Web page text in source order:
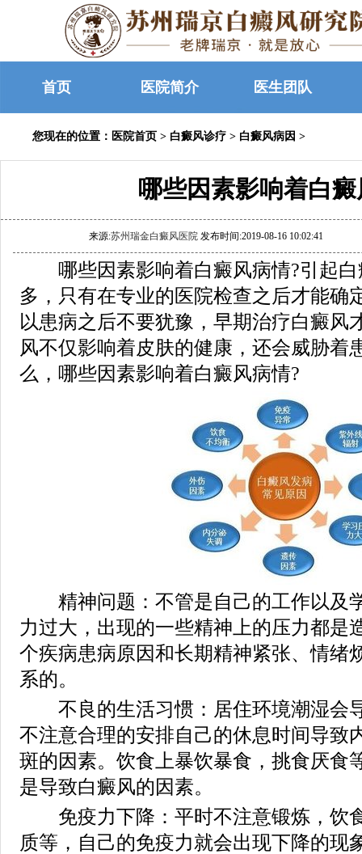
首页 医院简介 医生团队
您现在的位置： 医院首页 > 白癜风诊疗 > 白癜风病因 >
哪些因素影响着白
来源:苏州瑞金白癜风医院 发布时间:2019-08-16 10:02:41
哪些因素影响着白癜风病情?引起白
多，只有在专业的医院检查之后才能确
以患病之后不要犹豫，早期治疗白癜风
风不仅影响着皮肤的健康，还会威胁着
么，哪些因素影响着白癜风病情?
精神问题：不管是自己的工作以及
力过大，出现的一些精神上的压力都是
个疾病患病原因和长期精神紧张、情绪
系的。
不良的生活习惯：居住环境潮湿会
不注意合理的安排自己的休息时间导致
斑的因素。饮食上暴饮暴食，挑食厌食
是导致白癜风的因素。
免疫力下降：平时不注意锻炼，饮
质等，自己的免疫力就会出现下降的现